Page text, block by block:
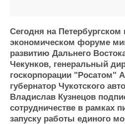
Пульс
Новости
Компании
Репутация
Работа
Крюинг
Журнал
Реклама
Доска
Продажа
Изделия
Услуги
Сегодня на
экономическом форуме
развитию Дальнего
Чекунков, генеральный
госкорпорации "Росатом"
губернатор Чукотского
Владислав Кузнецов
сотрудничестве в рамках
запуску работы единого